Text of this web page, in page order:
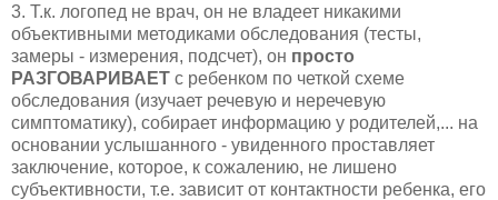
3. Т.к. логопед не врач, он не владеет никакими
объективными методиками обследования (тесты,
замеры - измерения, подсчет), он просто
РАЗГОВАРИВАЕТ с ребенком по четкой схеме
обследования (изучает речевую и неречевую
симптоматику), собирает информацию у родителей,... на
основании услышанного - увиденного проставляет
заключение, которое, к сожалению, не лишено
субъективности, т.е. зависит от контактности ребенка, его